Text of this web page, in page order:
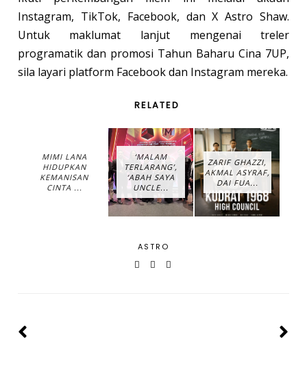
Instagram, TikTok, Facebook, dan X Astro Shaw.
Untuk maklumat lanjut mengenai treler
programatik dan promosi Tahun Baharu Cina 7UP,
sila layari platform Facebook dan Instagram mereka.
RELATED
MIMI LANA
HIDUPKAN
KEMANISAN
CINTA ...
‘MALAM
TERLARANG’,
‘ABAH SAYA
UNCLE...
ZARIF GHAZZI,
AKMAL ASYRAF,
DAI FUA...
ASTRO